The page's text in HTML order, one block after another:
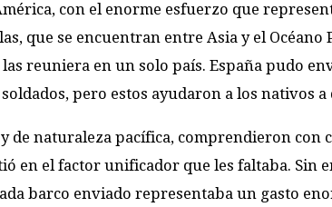
con el enorme esfuerzo que
que se encuentran entre Asia y el Océano
reuniera en un solo país. España pudo
pero estos ayudaron a los nativos a
de naturaleza pacífica, comprendieron con
en el factor unificador que les faltaba. Sin
barco enviado representaba un gasto